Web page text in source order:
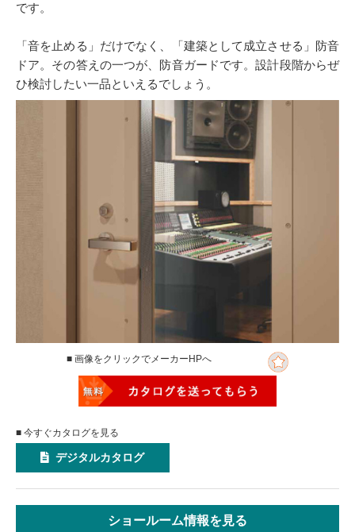
です。
「音を止める」だけでなく、「建築として成立させる」防音
ドア。その答えの一つが、防音ガードです。設計段階からぜ
ひ検討したい一品といえるでしょう。
■ 画像をクリックでメーカーHPへ
■ 今すぐカタログを見る
デジタルカタログ
ショールーム情報を見る